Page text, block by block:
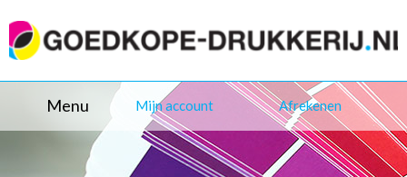
Menu Mijn account Afrekenen